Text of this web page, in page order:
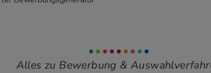
Alles zu Bewerbung &